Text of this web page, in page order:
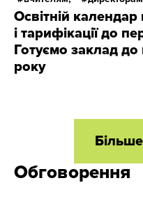
Освітній календар
і тарифікації до
Готуємо заклад
року
Обговорення